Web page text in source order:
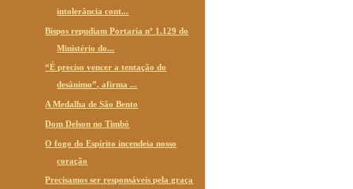
intolerância cont...
Bispos repudiam Portaria nº 1.129 do
Ministério do...
“É preciso vencer a tentação do
desânimo”, afirma ...
A Medalha de São Bento
Dom Delson no Timbó
O fogo do Espírito incendeia nosso
coração
Precisamos ser responsáveis pela graça